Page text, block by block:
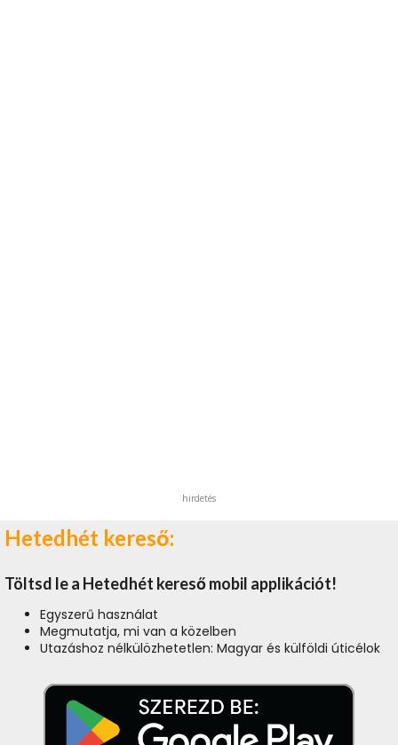
hirdetés
Hetedhét kereső:
Töltsd le a Hetedhét kereső mobil applikációt!
Egyszerű használat
Megmutatja, mi van a közelben
Utazáshoz nélkülözhetetlen: Magyar és külföldi úticélok